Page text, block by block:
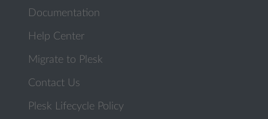
Documentation
Help Center
Migrate to Plesk
Contact Us
Plesk Lifecycle Policy